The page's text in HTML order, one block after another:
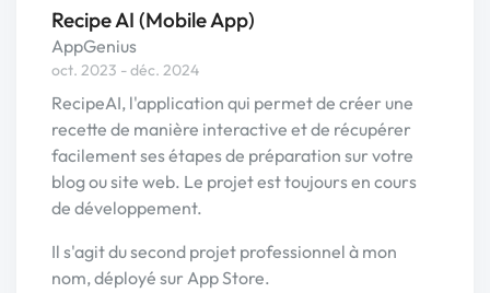
Recipe AI (Mobile App)
AppGenius
oct. 2023 - déc. 2024
RecipeAI, l'application qui permet de créer une
recette de manière interactive et de récupérer
facilement ses étapes de préparation sur votre
blog ou site web. Le projet est toujours en cours
de développement.
Il s'agit du second projet professionnel à mon
nom, déployé sur App Store.